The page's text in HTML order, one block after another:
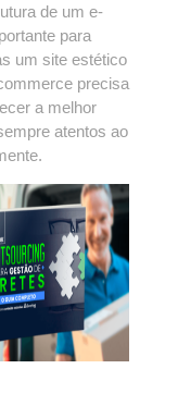
de um e-
para
um site estético
precisa
a melhor
atentos ao